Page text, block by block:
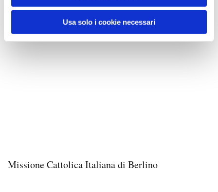
Usa solo i cookie necessari
Missione Cattolica Italiana di Berlino